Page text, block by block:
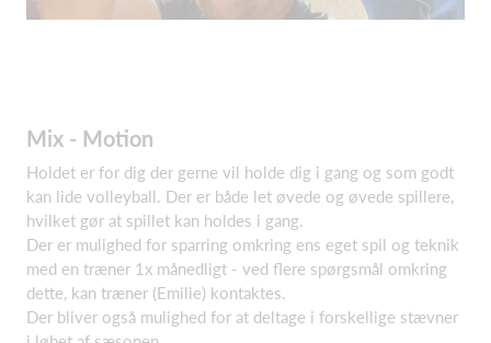
Mix - Motion
Holdet er for dig der gerne vil holde dig i gang og som godt
kan lide volleyball. Der er både let øvede og øvede spillere,
hvilket gør at spillet kan holdes i gang.
Der er mulighed for sparring omkring ens eget spil og teknik
med en træner 1x månedligt - ved flere spørgsmål omkring
dette, kan træner (Emilie) kontaktes.
Der bliver også mulighed for at deltage i forskellige stævner